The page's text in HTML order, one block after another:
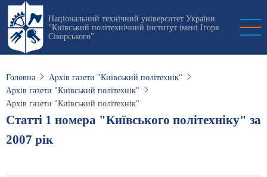
Перейти
основного
вмісту
Національний технічний університет України
"Київський політехнічний інститут імені Ігоря
Сікорського"
Головна
Архів газети "Київський політехнік"
Архів газети "Київський політехнік"
Архів газети "Київський політехнік"
Статті 1 номера "Київського політехніку" за
2007 рік